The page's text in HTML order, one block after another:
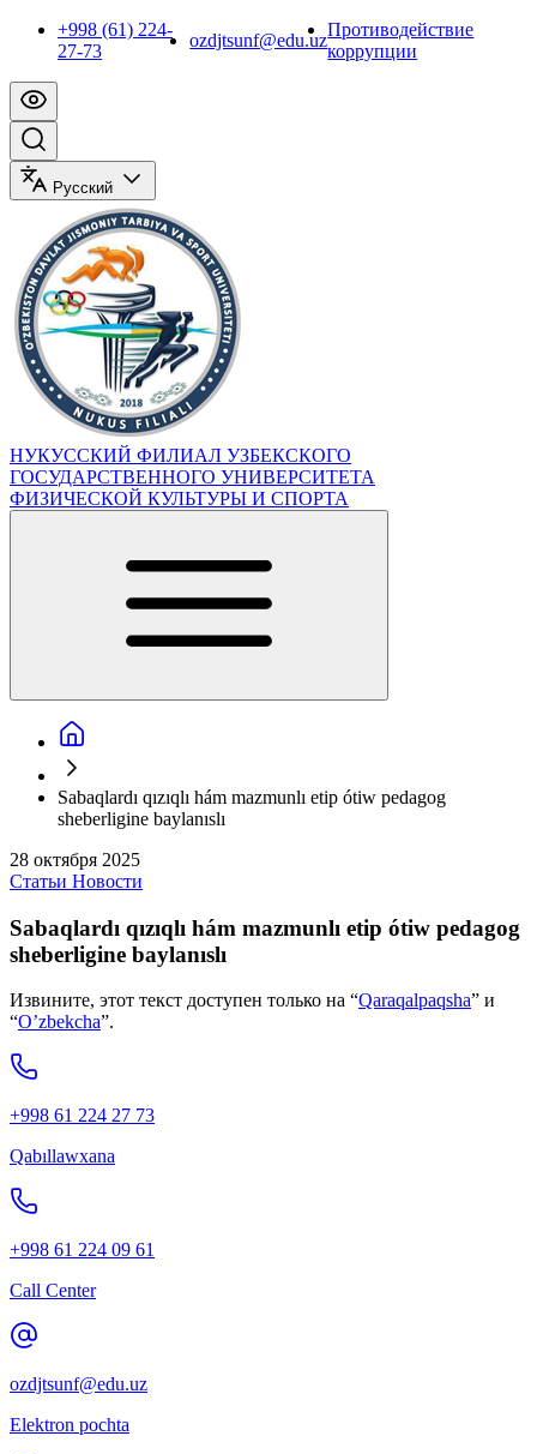
+998 (61) 224-
27-73
ozdjtsunf@edu.uz
Противодействие
коррупции
Русский
НУКУССКИЙ ФИЛИАЛ УЗБЕКСКОГО
ГОСУДАРСТВЕННОГО УНИВЕРСИТЕТА
ФИЗИЧЕСКОЙ КУЛЬТУРЫ И СПОРТА
Sabaqlardı qızıqlı hám mazmunlı etip ótiw pedagog
sheberligine baylanıslı
28 октября 2025
Статьи Новости
Sabaqlardı qızıqlı hám mazmunlı etip ótiw pedagog
sheberligine baylanıslı
Извините, этот текст доступен только на “Qaraqalpaqsha” и
“O’zbekcha”.
+998 61 224 27 73
Qabıllawxana
+998 61 224 09 61
Call Center
ozdjtsunf@edu.uz
Elektron pochta